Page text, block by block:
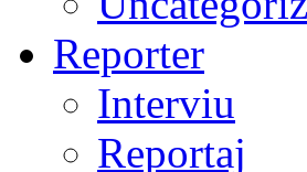
Reporter
Interviu
Reportaj